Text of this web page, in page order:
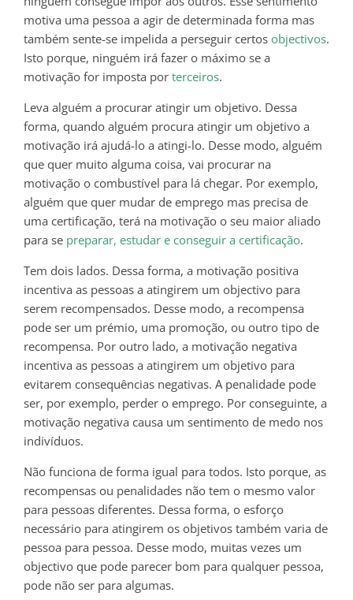
motiva uma pessoa a agir de determinada forma mas
também sente-se impelida a perseguir certos objectivos.
Isto porque, ninguém irá fazer o máximo se a
motivação for imposta por terceiros.
Leva alguém a procurar atingir um objetivo. Dessa
forma, quando alguém procura atingir um objetivo a
motivação irá ajudá-lo a atingi-lo. Desse modo, alguém
que quer muito alguma coisa, vai procurar na
motivação o combustível para lá chegar. Por exemplo,
alguém que quer mudar de emprego mas precisa de
uma certificação, terá na motivação o seu maior aliado
para se preparar, estudar e conseguir a certificação.
Tem dois lados. Dessa forma, a motivação positiva
incentiva as pessoas a atingirem um objectivo para
serem recompensados. Desse modo, a recompensa
pode ser um prémio, uma promoção, ou outro tipo de
recompensa. Por outro lado, a motivação negativa
incentiva as pessoas a atingirem um objetivo para
evitarem consequências negativas. A penalidade pode
ser, por exemplo, perder o emprego. Por conseguinte, a
motivação negativa causa um sentimento de medo nos
indivíduos.
Não funciona de forma igual para todos. Isto porque, as
recompensas ou penalidades não tem o mesmo valor
para pessoas diferentes. Dessa forma, o esforço
necessário para atingirem os objetivos também varia de
pessoa para pessoa. Desse modo, muitas vezes um
objectivo que pode parecer bom para qualquer pessoa,
pode não ser para algumas.